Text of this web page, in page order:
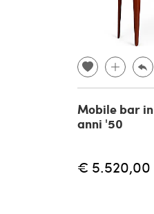
Mobile bar
anni '50
€ 5.520,00